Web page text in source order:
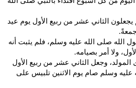
يجعلون الثاني عشر من ربيع الأول يوم عيد
الله صلى الله عليه وسلم، فلم يثبت أنه
ولا أمر بصيامه.
المولد، وجعل الثاني عشر من ربيع الأول
وسلم صام يوم الاثنين تلبيس على